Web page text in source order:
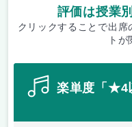
評価は授業
クリックすることで出
トが
楽単度「★4